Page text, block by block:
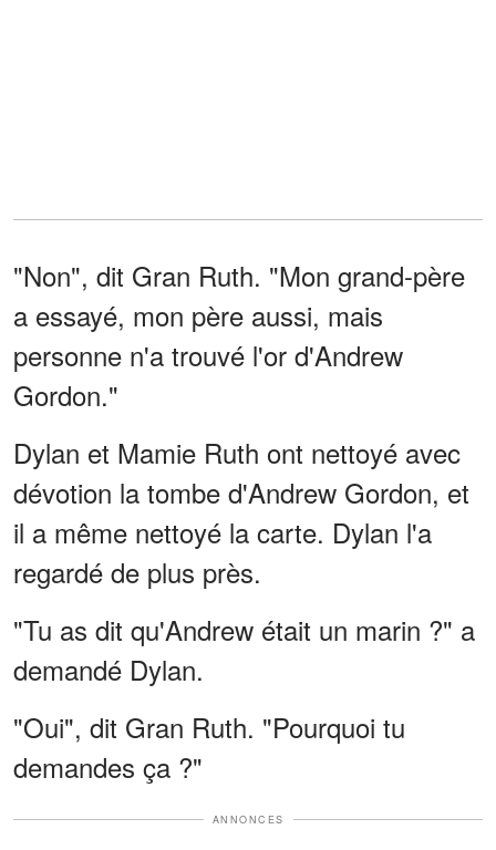
"Non", dit Gran Ruth. "Mon grand-père
a essayé, mon père aussi, mais
personne n'a trouvé l'or d'Andrew
Gordon."
Dylan et Mamie Ruth ont nettoyé avec
dévotion la tombe d'Andrew Gordon, et
il a même nettoyé la carte. Dylan l'a
regardé de plus près.
"Tu as dit qu'Andrew était un marin ?" a
demandé Dylan.
"Oui", dit Gran Ruth. "Pourquoi tu
demandes ça ?"
ANNONCES